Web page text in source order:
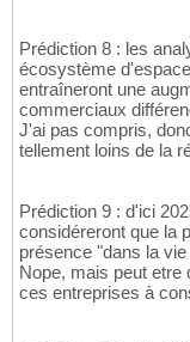
Prédiction 8 : les
écosystème
entraîneront une
commerciaux
J'ai pas compris,
tellement loins de la
Prédiction 9 : d'ici
considéreront que la
présence "dans la
Nope, mais peut etre
ces entreprises à